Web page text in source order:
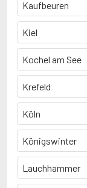
Kaufbeuren
Kiel
Kochel am See
Krefeld
Köln
Königswinter
Lauchhammer